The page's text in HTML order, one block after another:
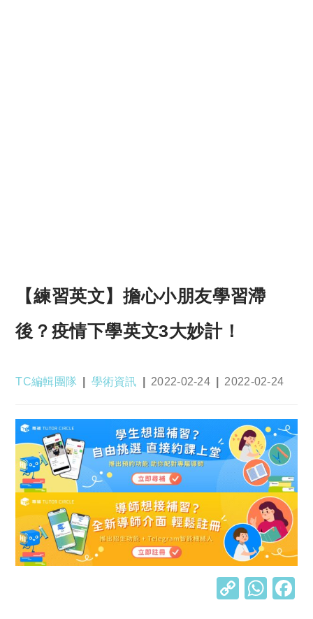
【練習英文】擔心小朋友學習滯
後？疫情下學英文3大妙計！
Post
TC編輯團隊
Post
學術資訊
Post
2022-02-24
Post
2022-02-24
C W